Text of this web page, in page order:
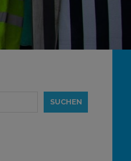
SUCHEN